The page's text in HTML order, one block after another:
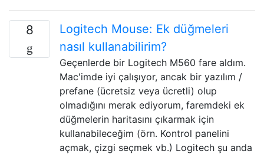
8
Logitech Mouse: Ek düğmeleri
nasıl kullanabilirim?
Geçenlerde bir Logitech M560 fare aldım.
Mac'imde iyi çalışıyor, ancak bir yazılım /
prefane (ücretsiz veya ücretli) olup
olmadığını merak ediyorum, faremdeki ek
düğmelerin haritasını çıkarmak için
kullanabileceğim (örn. Kontrol panelini
açmak, çizgi seçmek vb.) Logitech şu anda